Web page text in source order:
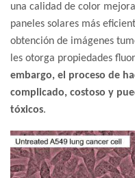
una calidad de color
paneles solares más
obtención de imágenes
les otorga propiedades
embargo, el proceso de
complicado, costoso y
tóxicos.